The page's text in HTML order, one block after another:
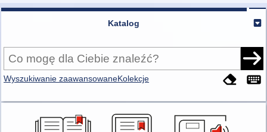
Katalog
Wyszukiwanie zaawansowaneKolekcje